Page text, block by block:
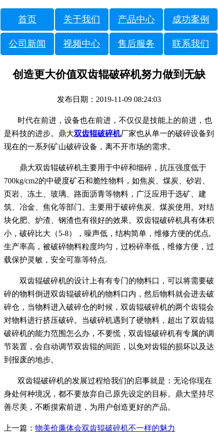
首页 关于我们 产品中心 成功案例
公司新闻 视频中心 售后服务 联系我们
创造更大价值双齿辊破碎机努力做到无缺
发布日期：2019-11-09 08:24:03
时代在前进，设备也在前进，不仅仅是技能上的前进，也
是科技的进步。鼎大双齿辊破碎机厂家也从单一的破碎设备到
现在的一系列矿山破碎设备，离不开市场的需求。
鼎大双齿辊破碎机主要用于中碎和细碎，抗压强度低于
700kg/cm2的中硬度矿石和脆性物料，如焦炭、煤炭、砂岩、
页岩、冻土、玻璃、路面沥青等物料，广泛应用于选矿、建
筑、冶金、焦化等部门。主要用于破碎焦炭、煤炭使用。对结
块化肥、炉渣、钢渣也有很好的效果。双齿辊破碎机具有体积
小，破碎比大（5-8），噪声低，结构简单，维修方便的优点,
生产率高，被破碎物料粒度均匀，过粉碎率低，维修方便，过
载保护灵敏，安全可靠等特点.
双齿辊破碎机的设计上有有专门的物料口，可以将需要破
碎的物料倒进双齿辊破碎机的物料口内，然后物料就会进去破
碎仓，当物料进入破碎仓的时候，双齿辊破碎机的两个齿辊会
对物料进行挤压破碎。当破碎机遇到了硬物料，超出了双齿辊
破碎机的能力范围怎么办，不要慌，双齿辊破碎机有专属的调
节装置，会自动调节双齿辊的间距，以免对齿辊的损坏以及达
到报废的地步。
双齿辊破碎机的发展过程给我们的启事就是：无论你现在
身处何种境况，都不要放弃自己原先设定的目标。鼎大坚持尽
善尽美，不断摸索前进，为用户创造更好的产品。
上一篇： 物美价廉体会双齿辊破碎机不一样的魅力